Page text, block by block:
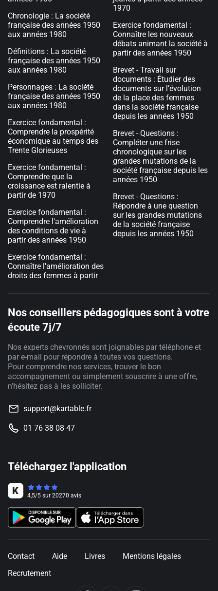
Chronologie : La société
française des années 1950
aux années 1980
Définitions : La société
française des années 1950
aux années 1980
Personnages : La société
française des années 1950
aux années 1980
Exercice fondamental :
Comprendre la prospérité
économique au temps des
Trente Glorieuses
Exercice fondamental :
Comprendre que la
croissance est ralentie à
partir de 1970
Exercice fondamental :
Comprendre l'amélioration
des conditions de vie à
partir des années 1950
Exercice fondamental :
Connaître l'amélioration des
droits des femmes à partir
1970
Exercice fondamental :
Connaître les nouveaux
débats animant la société à
partir des années 1950
Brevet - Travail sur
documents : Étudier des
documents sur l’évolution
de la place des femmes
dans la société française
depuis les années 1950
Brevet - Questions :
Compléter une frise
chronologique sur les
grandes mutations de la
société française depuis les
années 1950
Brevet - Questions :
Répondre à une question
sur les grandes mutations
de la société française
depuis les années 1950
Nos conseillers pédagogiques sont à votre
écoute 7j/7
Nos experts chevronnés sont joignables par téléphone et
par e-mail pour répondre à toutes vos questions.
Pour comprendre nos services, trouver le bon
accompagnement ou simplement souscrire à une offre,
n'hésitez pas à les solliciter.
support@kartable.fr
01 76 38 08 47
Téléchargez l'application
4,5/5 sur 20270 avis
Contact Aide Livres
Mentions légales
Recrutement